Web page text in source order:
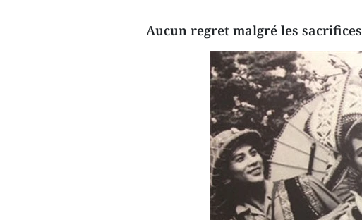
Aucun regret malgré les sacrifices